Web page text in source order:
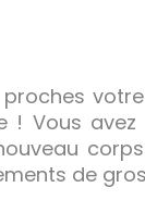
! Vous
de